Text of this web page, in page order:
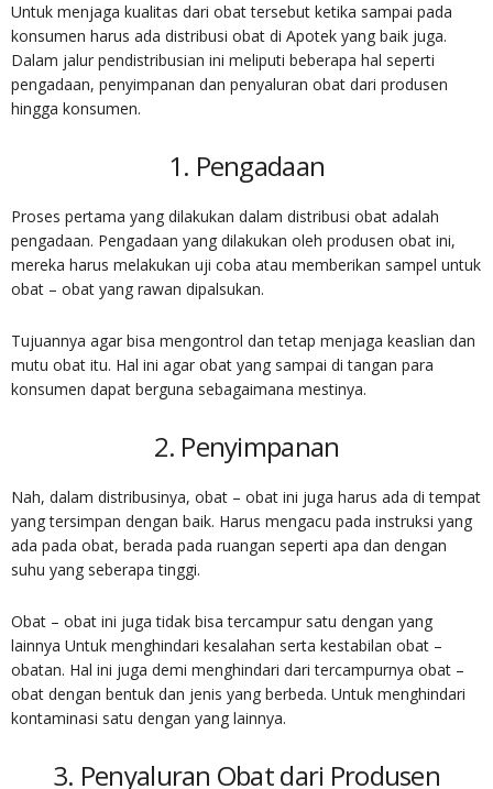
Untuk menjaga kualitas dari obat tersebut ketika sampai pada
konsumen harus ada distribusi obat di Apotek yang baik juga.
Dalam jalur pendistribusian ini meliputi beberapa hal seperti
pengadaan, penyimpanan dan penyaluran obat dari produsen
hingga konsumen.
1. Pengadaan
Proses pertama yang dilakukan dalam distribusi obat adalah
pengadaan. Pengadaan yang dilakukan oleh produsen obat ini,
mereka harus melakukan uji coba atau memberikan sampel untuk
obat – obat yang rawan dipalsukan.
Tujuannya agar bisa mengontrol dan tetap menjaga keaslian dan
mutu obat itu. Hal ini agar obat yang sampai di tangan para
konsumen dapat berguna sebagaimana mestinya.
2. Penyimpanan
Nah, dalam distribusinya, obat – obat ini juga harus ada di tempat
yang tersimpan dengan baik. Harus mengacu pada instruksi yang
ada pada obat, berada pada ruangan seperti apa dan dengan
suhu yang seberapa tinggi.
Obat – obat ini juga tidak bisa tercampur satu dengan yang
lainnya Untuk menghindari kesalahan serta kestabilan obat –
obatan. Hal ini juga demi menghindari dari tercampurnya obat –
obat dengan bentuk dan jenis yang berbeda. Untuk menghindari
kontaminasi satu dengan yang lainnya.
3. Penyaluran Obat dari Produsen